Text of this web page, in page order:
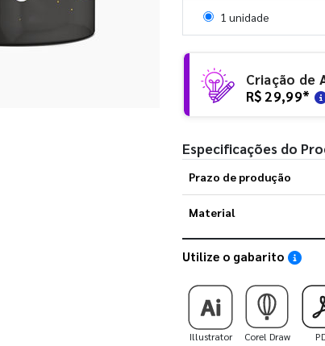
Selecionar 1 unidade
1 unidade
Criação de
R$ 29,99*
Especificações do
Prazo de produção
Material
Utilize o gabarito
Illustrator Corel Draw